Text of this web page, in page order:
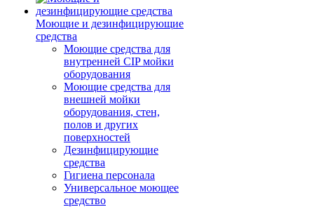
Моющие и дезинфицирующие
средства
Моющие средства для
внутренней CIP мойки
оборудования
Моющие средства для
внешней мойки
оборудования, стен,
полов и других
поверхностей
Дезинфицирующие
средства
Гигиена персонала
Универсальное моющее
средство